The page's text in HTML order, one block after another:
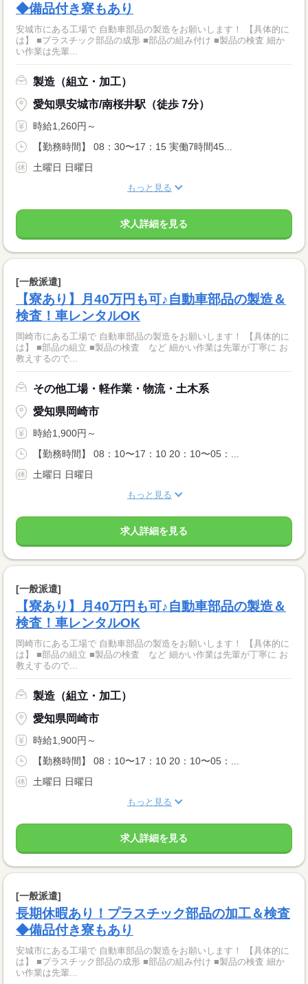
◆備品付き寮もあり
安城市にある工場で 自動車部品の製造をお願いします！ 【具体的に
は】 ■プラスチック部品の成形 ■部品の組み付け ■製品の検査 細か
い作業は先輩...
製造（組立・加工）
愛知県安城市/南桜井駅（徒歩 7分）
時給1,260円～
【勤務時間】 08：30〜17：15 実働7時間45...
土曜日 日曜日
もっと見る
求人詳細を見る
[一般派遣]
【寮あり】月40万円も可♪自動車部品の製造＆
検査！車レンタルOK
岡崎市にある工場で 自動車部品の製造をお願いします！ 【具体的に
は】 ■部品の組立 ■製品の検査 など 細かい作業は先輩が丁寧に お
教えするので...
その他工場・軽作業・物流・土木系
愛知県岡崎市
時給1,900円～
【勤務時間】 08：10〜17：10 20：10〜05：...
土曜日 日曜日
もっと見る
求人詳細を見る
[一般派遣]
【寮あり】月40万円も可♪自動車部品の製造＆
検査！車レンタルOK
岡崎市にある工場で 自動車部品の製造をお願いします！ 【具体的に
は】 ■部品の組立 ■製品の検査 など 細かい作業は先輩が丁寧に お
教えするので...
製造（組立・加工）
愛知県岡崎市
時給1,900円～
【勤務時間】 08：10〜17：10 20：10〜05：...
土曜日 日曜日
もっと見る
求人詳細を見る
[一般派遣]
長期休暇あり！プラスチック部品の加工＆検査
◆備品付き寮もあり
安城市にある工場で 自動車部品の製造をお願いします！ 【具体的に
は】 ■プラスチック部品の成形 ■部品の組み付け ■製品の検査 細か
い作業は先輩...